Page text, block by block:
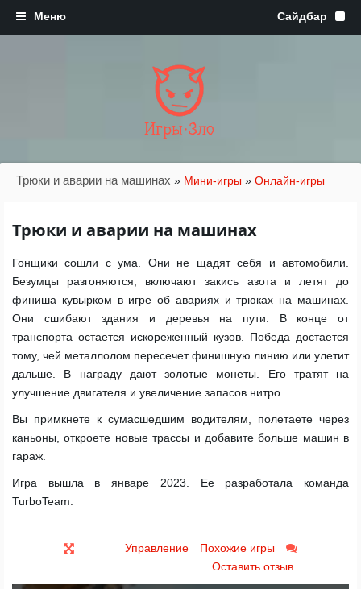
Игры·Зло
Трюки и аварии на машинах » Мини-игры » Онлайн-игры
Трюки и аварии на машинах
Гонщики сошли с ума. Они не щадят себя и автомобили.
Безумцы разгоняются, включают закись азота и летят до
финиша кувырком в игре об авариях и трюках на машинах.
Они сшибают здания и деревья на пути. В конце от
транспорта остается искореженный кузов. Победа достается
тому, чей металлолом пересечет финишную линию или улетит
дальше. В награду дают золотые монеты. Его тратят на
улучшение двигателя и увеличение запасов нитро.
Вы примкнете к сумасшедшим водителям, полетаете через
каньоны, откроете новые трассы и добавите больше машин в
гараж.
Игра вышла в январе 2023. Ее разработала команда
TurboTeam.
Управление
Похожие игры
Оставить отзыв